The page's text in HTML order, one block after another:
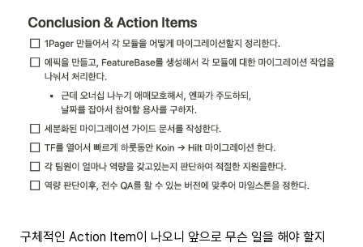
구체적인 Action Item이 나오니 앞으로 무슨 일을 해야 할지